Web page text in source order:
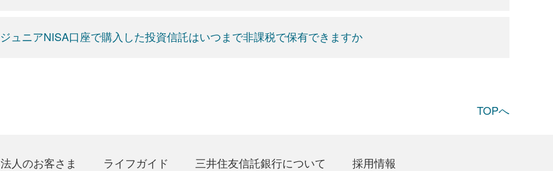
ジュニアNISA口座で購入した投資信託はいつまで非課税で保有できますか
TOPへ
法人のお客さま ライフガイド 三井住友信託銀行について 採用情報